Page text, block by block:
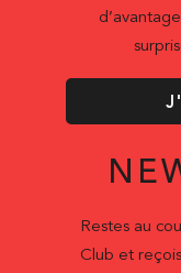
Restes au
Club et